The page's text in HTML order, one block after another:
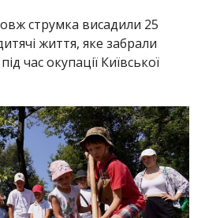
струмка висадили 25
життя, яке забрали
час окупації Київської